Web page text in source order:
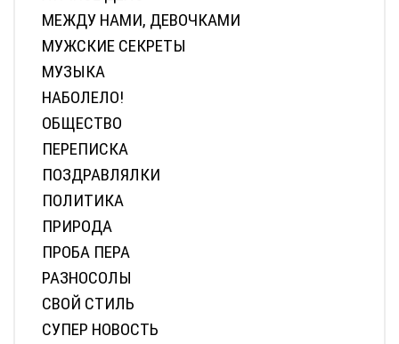
МЕЖДУ НАМИ, ДЕВОЧКАМИ
МУЖСКИЕ СЕКРЕТЫ
МУЗЫКА
НАБОЛЕЛО!
ОБЩЕСТВО
ПЕРЕПИСКА
ПОЗДРАВЛЯЛКИ
ПОЛИТИКА
ПРИРОДА
ПРОБА ПЕРА
РАЗНОСОЛЫ
СВОЙ СТИЛЬ
СУПЕР НОВОСТЬ